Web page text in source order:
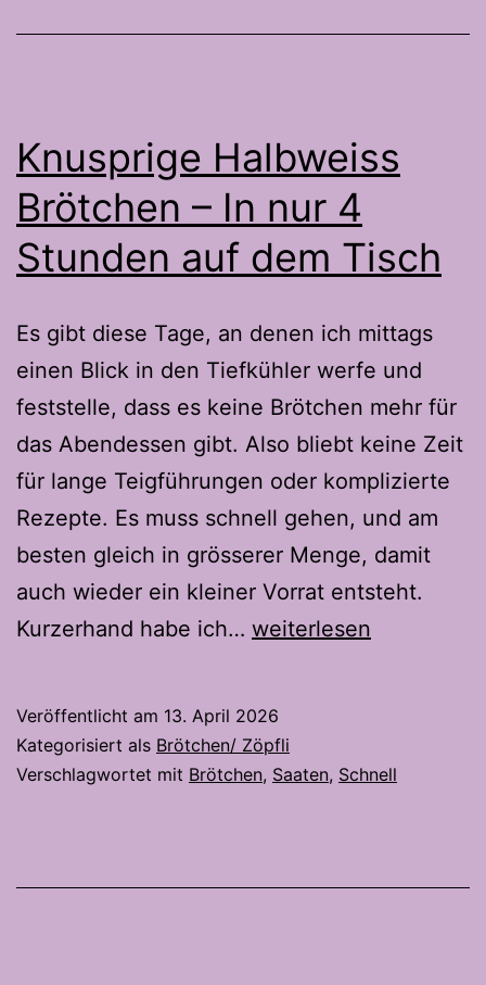
Knusprige Halbweiss
Brötchen – In nur 4
Stunden auf dem Tisch
Es gibt diese Tage, an denen ich mittags
einen Blick in den Tiefkühler werfe und
feststelle, dass es keine Brötchen mehr für
das Abendessen gibt. Also bliebt keine Zeit
für lange Teigführungen oder komplizierte
Rezepte. Es muss schnell gehen, und am
besten gleich in grösserer Menge, damit
auch wieder ein kleiner Vorrat entsteht.
Kurzerhand habe ich… Knusprige
–
In
Stunden
weiterlesen
Veröffentlicht am 13. April 2026
Kategorisiert als Brötchen/ Zöpfli
Verschlagwortet mit Brötchen, Saaten, Schnell